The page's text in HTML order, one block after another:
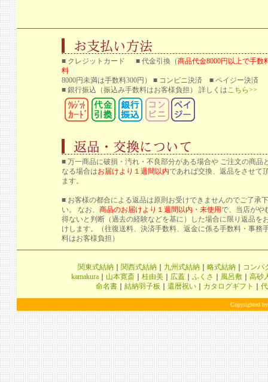
■ クレジットカード ■ 代金引換（商品代金8000円以上で手数
料
8000円未満は手数料300円） ■ コンビニ決済 ■ ペイジー決済
■ 銀行振込 （振込み手数料はお客様負担） 詳しくはこちら>>
■ 万一商品に破損・汚れ・不良部分がある場合や ご注文の商品
なる場合はお届けより１週間以内であれば交換、返品をさせて
ます。
■ お客様の都合による返品は原則お受けできませんのでご了承
い。 なお、 商品のお届けより１週間以内・未使用で、当店がや
得ないと判断（過去の経験などを基に）した場合に限り返品を
けします。（往復送料、決済手数料、返金に係る手数料・事務
料はお客様負担）
関東式結納 関西式結納 九州式結納 略式結納
コンパ
kamakura
山本寛斎 桂由美 広蓋 ふくさ 風呂敷
高砂
命名書
結納羽子板 還暦祝い カタログギフト
Copyrighted